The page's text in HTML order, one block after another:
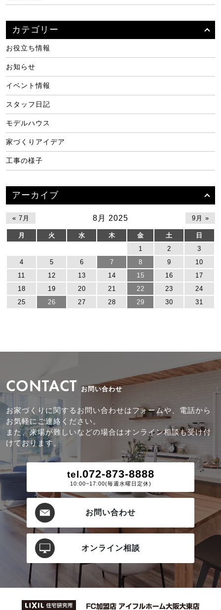
カテゴリー
お役立ち情報
お知らせ
イベント情報
スタッフ日記
モデルハウス
家づくりアイデア
工事の様子
アーカイブ
8月 2025
月 火 水 木 金 土
日
1
2
3
4
5 6 7 8 9
10
11
12 13 14 15 16
17
18
19 20 21 22 23
24
25
26 27 28 29 30 31
« 7月 9月 »
CONTACT お問い合わせ
お家づくりに関するお問い合わせはフォームや、電話から
お気軽にご連絡ください。
また、来場が難しいなどの場合はオンライン相談も受け付
けております。
tel.072-873-8888
10:00~17:00(毎週水曜日定休)
お問い合わせ
オンライン相談